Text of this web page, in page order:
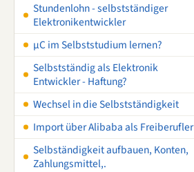
Stundenlohn - selbstständiger
Elektronikentwickler
µC im Selbststudium lernen?
Selbstständig als Elektronik
Entwickler - Haftung?
Wechsel in die Selbstständigkeit
Import über Alibaba als Freiberufler
Selbständigkeit aufbauen, Konten,
Zahlungsmittel,.